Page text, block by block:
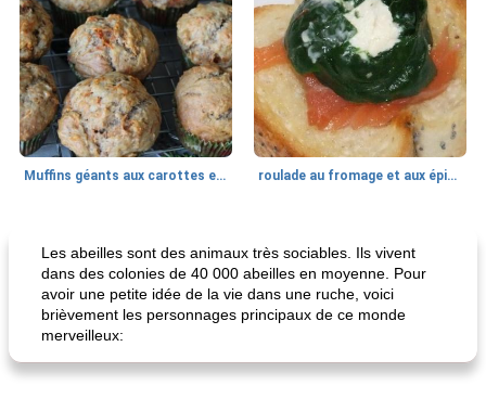
Muffins géants aux carottes et à la banane de Nif roulade au fromage et aux épinards
astuces
Les abeilles sont des animaux très sociables. Ils vivent
dans des colonies de 40 000 abeilles en moyenne. Pour
avoir une petite idée de la vie dans une ruche, voici
brièvement les personnages principaux de ce monde
merveilleux: